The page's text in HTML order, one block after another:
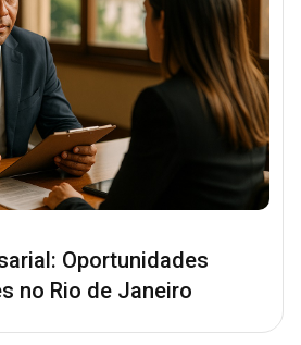
Oportunidades
no Rio de Janeiro